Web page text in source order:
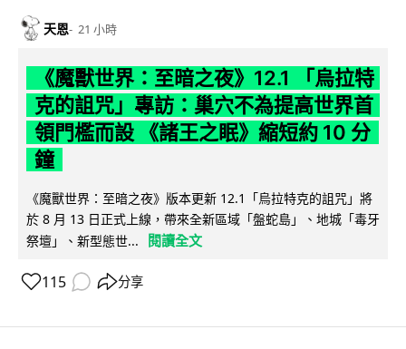
天恩 21 小時
《魔獸世界：至暗之夜》12.1 「烏拉特
克的詛咒」專訪：巢穴不為提高世界首
領門檻而設 《諸王之眠》縮短約 10 分
鐘
《魔獸世界：至暗之夜》版本更新 12.1「烏拉特克的詛咒」將
於 8 月 13 日正式上線，帶來全新區域「盤蛇島」、地城「毒牙
祭壇」、新型態世...
閱讀全文
115 分享